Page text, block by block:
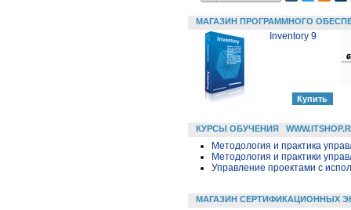
МАГАЗИН ПРОГРАММНОГО
Inventory 9
КУРСЫ ОБУЧЕНИЯ
Методология и практика
Методология и практики
Управление проектами с
МАГАЗИН СЕРТИФИКАЦИОННЫХ